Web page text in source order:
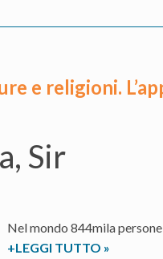
e religioni.
Sir
Nel mondo 844mila
+LEGGI TUTTO L’acqua
»